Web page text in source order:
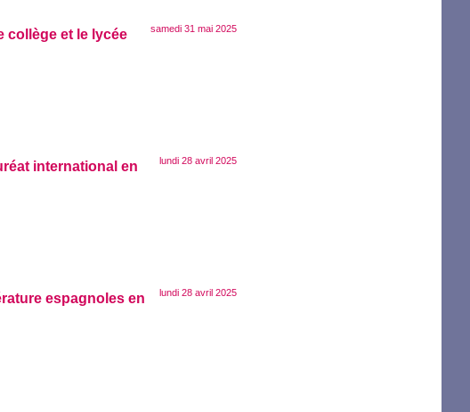
samedi 31 mai 2025
collège et le lycée
lundi 28 avril 2025
international en
lundi 28 avril 2025
espagnoles en